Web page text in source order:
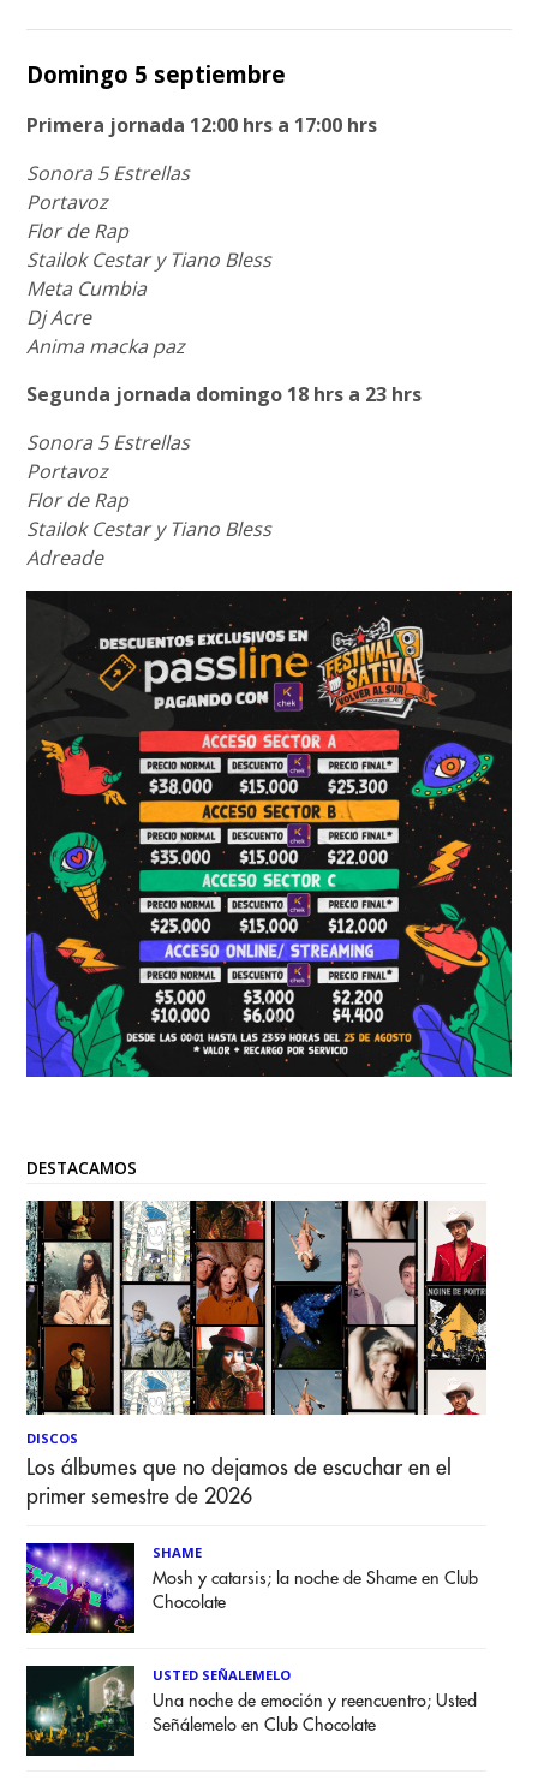
Domingo 5 septiembre
Primera jornada 12:00 hrs a 17:00 hrs
Sonora 5 Estrellas
Portavoz
Flor de Rap
Stailok Cestar y Tiano Bless
Meta Cumbia
Dj Acre
Anima macka paz
Segunda jornada domingo 18 hrs a 23 hrs
Sonora 5 Estrellas
Portavoz
Flor de Rap
Stailok Cestar y Tiano Bless
Adreade
DESTACAMOS
DISCOS
Los álbumes que no dejamos de escuchar en el
primer semestre de 2026
SHAME
Mosh y catarsis; la noche de Shame en Club
Chocolate
USTED SEÑALEMELO
Una noche de emoción y reencuentro; Usted
Señálemelo en Club Chocolate